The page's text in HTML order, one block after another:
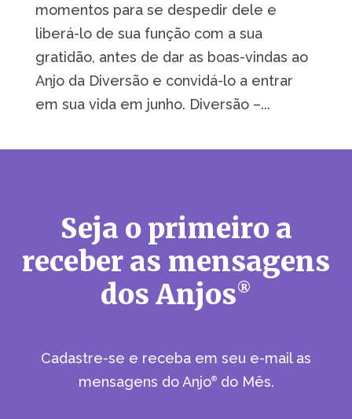
momentos para se despedir dele e
liberá-lo de sua função com a sua
gratidão, antes de dar as boas-vindas ao
Anjo da Diversão e convidá-lo a entrar
em sua vida em junho. Diversão –...
Seja o primeiro a
receber as mensagens
dos Anjos®
Cadastre-se e receba em seu e-mail as
mensagens do Anjo®do Mês.